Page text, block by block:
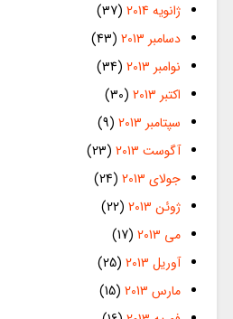
ژانویه 2014
(37)
دسامبر 2013
(43)
نوامبر 2013
(34)
اکتبر 2013
(30)
سپتامبر 2013
(9)
آگوست 2013
(23)
جولای 2013
(24)
ژوئن 2013
(22)
می 2013
(17)
آوریل 2013
(25)
مارس 2013
(15)